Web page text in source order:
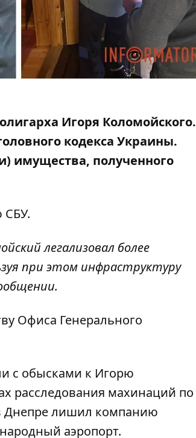
олигарха Игоря Коломойского.
кодекса Украины.
имущества, полученного
СБУ.
легализовал более
при этом инфраструктуру
Офиса Генерального
c обысками к Игорю
расследования махинаций по
Днепрелишил компанию
аэропорт.